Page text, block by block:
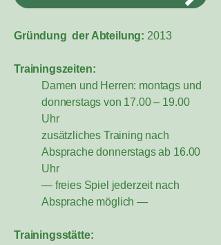
Gründung der Abteilung: 2013
Trainingszeiten:
Damen und Herren: montags und
donnerstags von 17.00 – 19.00
Uhr
zusätzliches Training nach
Absprache donnerstags ab 16.00
Uhr
— freies Spiel jederzeit nach
Absprache möglich —
Trainingsstätte: